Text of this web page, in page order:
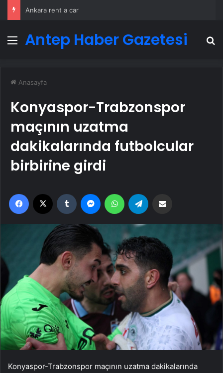
Ankara rent a car
Menü
Antep Haber Gazetesi
Anasayfa
Konyaspor-Trabzonspor
maçının uzatma
dakikalarında futbolcular
birbirine girdi
Facebook Tumblr MessengerWhatsApp
Konyaspor-Trabzonspor maçının uzatma dakikalarında